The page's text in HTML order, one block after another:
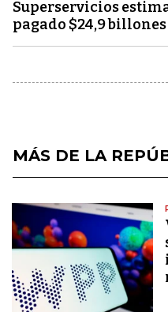
Superservicios
pagado $24,9
MÁS DE LA